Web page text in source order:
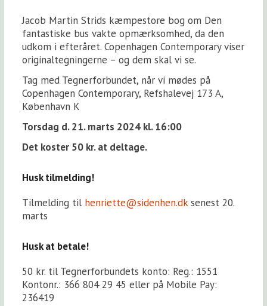
Jacob Martin Strids kæmpestore bog om Den
fantastiske bus vakte opmærksomhed, da den
udkom i efteråret. Copenhagen Contemporary viser
originaltegningerne – og dem skal vi se.
Tag med Tegnerforbundet, når vi mødes på
Copenhagen Contemporary, Refshalevej 173 A,
København K
Torsdag d. 21. marts 2024 kl. 16:00
Det koster 50 kr. at deltage.
Husk tilmelding!
Tilmelding til henriette@sidenhen.dksenest 20.
marts
Husk at betale!
50 kr. til Tegnerforbundets konto: Reg.: 1551
Kontonr.: 366 804 29 45 eller på Mobile Pay:
236419